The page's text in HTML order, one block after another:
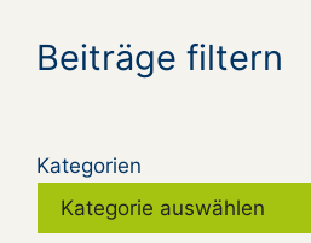
Beiträge filtern
Kategorien